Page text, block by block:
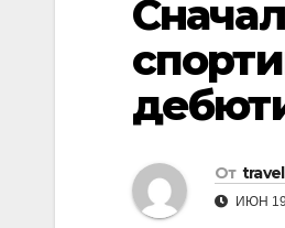
От
ИЮН